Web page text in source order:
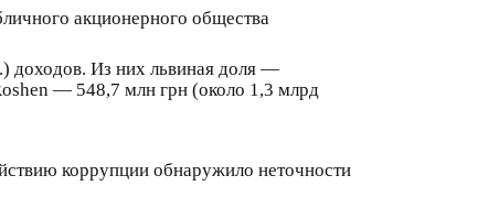
акционерного общества
доходов. Из них львиная доля —
— 548,7 млн грн (около 1,3 млрд
коррупции обнаружило неточности